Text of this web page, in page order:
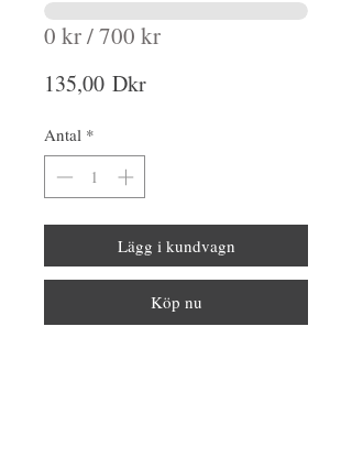
0 kr / 700 kr
135,00 DkrPris
Antal *
Lägg i kundvagn
Köp nu